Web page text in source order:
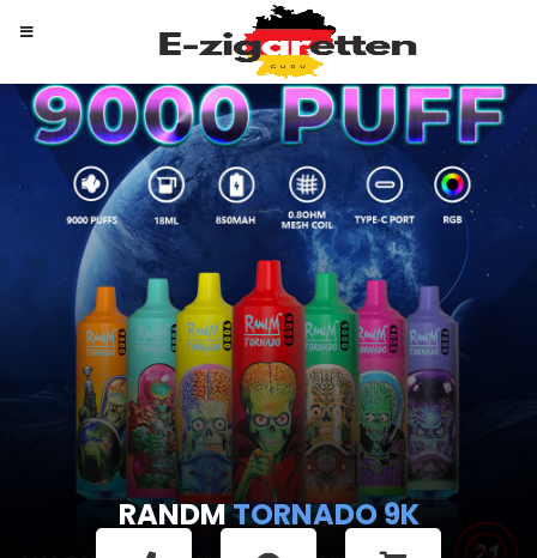
RANDMTORNADO 9K